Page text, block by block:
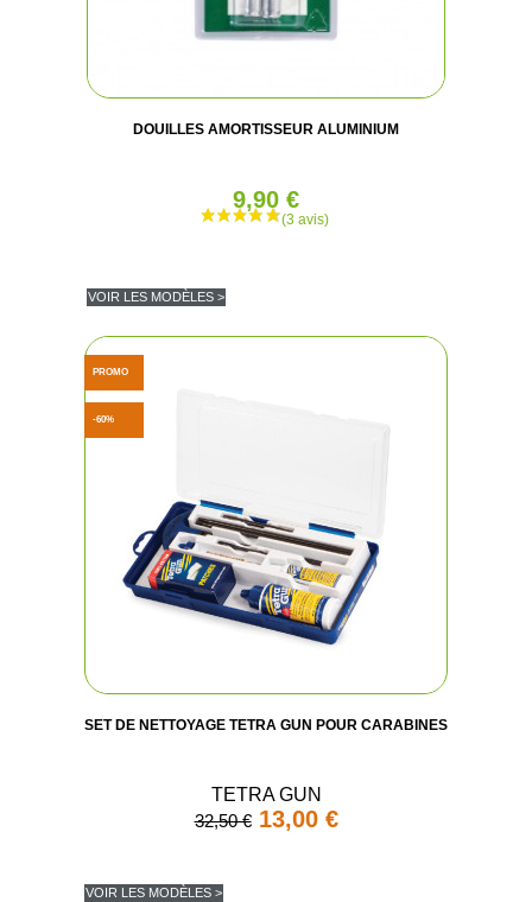
DOUILLES AMORTISSEUR ALUMINIUM
9,90 €
VOIR LES MODÈLES >
SET DE NETTOYAGE TETRA GUN POUR CARABINES
TETRA GUN
32,50 € 13,00 €
VOIR LES MODÈLES >
PROMO
-60%